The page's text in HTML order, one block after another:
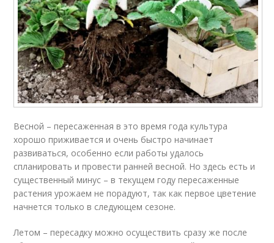
Весной – пересаженная в это время года культура
хорошо приживается и очень быстро начинает
развиваться, особенно если работы удалось
спланировать и провести ранней весной. Но здесь есть и
существенный минус – в текущем году пересаженные
растения урожаем не порадуют, так как первое цветение
начнется только в следующем сезоне.
Летом – пересадку можно осуществить сразу же после